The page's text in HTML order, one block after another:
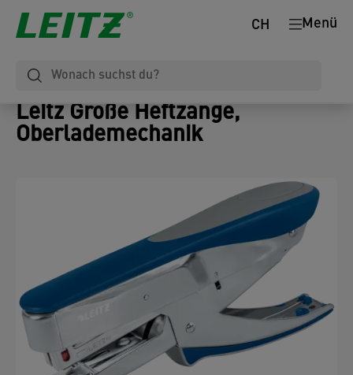
Menü
CH
Leitz Große Heftzange,
Oberlademechanik